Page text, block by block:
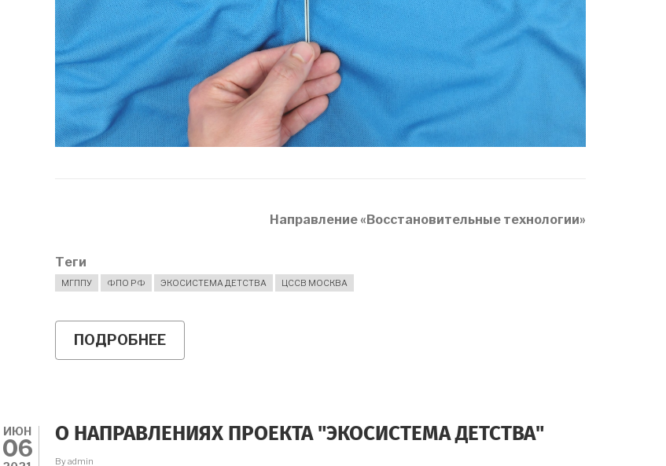
Направление «Восстановительные технологии»
Теги
МГППУ ФПО РФ ЭКОСИСТЕМА ДЕТСТВА ЦССВ МОСКВА
ПОДРОБНЕЕ
ЭКОСИСТЕМА
ТЕХНОЛОГИИ"
ИЮН
06 О НАПРАВЛЕНИЯХ ПРОЕКТА "ЭКОСИСТЕМА ДЕТСТВА"
Byadmin